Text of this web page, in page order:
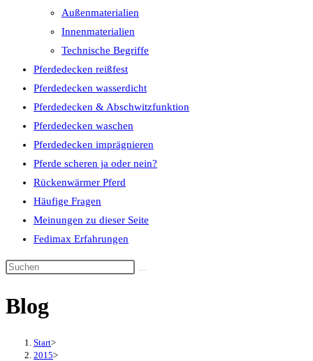
Außenmaterialien
Innenmaterialien
Technische Begriffe
Pferdedecken reißfest
Pferdedecken wasserdicht
Pferdedecken & Abschwitzfunktion
Pferdedecken waschen
Pferdedecken imprägnieren
Pferde scheren ja oder nein?
Rückenwärmer Pferd
Häufige Fragen
Meinungen zu dieser Seite
Fedimax Erfahrungen
Diese
durchsuchen
Blog
Start>
2015>